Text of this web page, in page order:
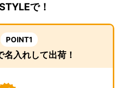
で！
POINT1
名入れして出荷！